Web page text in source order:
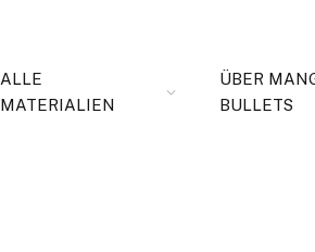
ALLE
MATERIALIEN
ÜBER
BULLETS